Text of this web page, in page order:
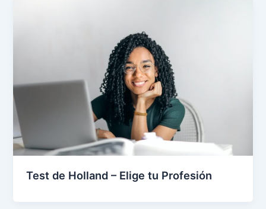
Test de Holland – Elige tu Profesión